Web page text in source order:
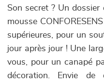
Son secret ? Un
mousse
supérieures, pour un
jour après jour ! Une
vous, pour un canapé
décoration. Envie de